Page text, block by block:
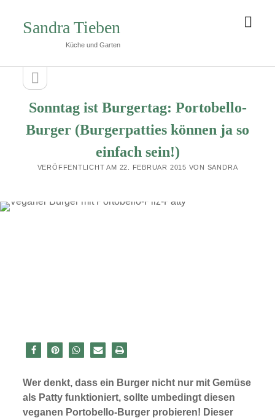
Sandra Tieben
Küche und Garten
Seitenleiste
Seitenleiste
öffnen
Sonntag ist Burgertag: Portobello-
Burger (Burgerpatties können ja so
einfach sein!)
VERÖFFENTLICHT AM 22. FEBRUAR 2015 VON SANDRA
Wer denkt, dass ein Burger nicht nur mit Gemüse
als Patty funktioniert, sollte umbedingt diesen
veganen Portobello-Burger probieren! Dieser